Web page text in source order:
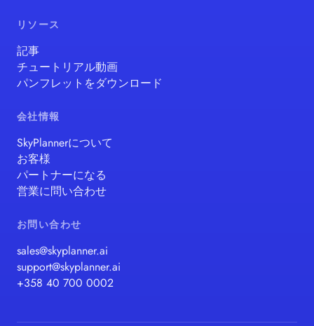
リソース
記事
チュートリアル動画
パンフレットをダウンロード
会社情報
SkyPlannerについて
お客様
パートナーになる
営業に問い合わせ
お問い合わせ
sales@skyplanner.ai
support@skyplanner.ai
+358 40 700 0002